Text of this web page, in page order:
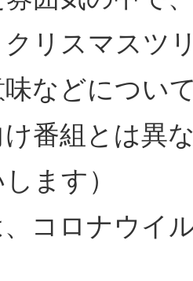
リスマスツ
などについ
け番組とは異
ます）
コロナウイ